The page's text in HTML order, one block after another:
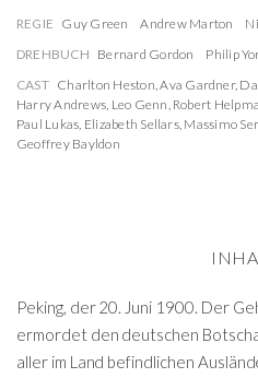
REGIE Guy Green Andrew Marton
DREHBUCH Bernard Gordon Philip
CAST Charlton Heston,Ava Gardner,
Harry Andrews, Leo Genn, Robert
Paul Lukas, Elizabeth Sellars, Massimo
Geoffrey Bayldon
Peking, der 20. Juni 1900. Der
ermordet den deutschen
aller im Land befindlichen